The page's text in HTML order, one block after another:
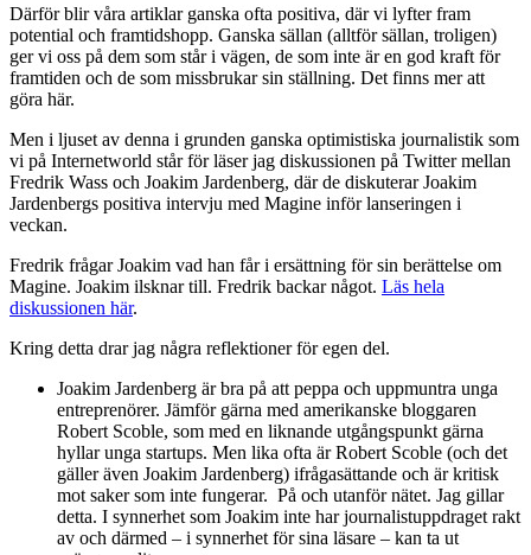
Därför blir våra artiklar ganska ofta positiva, där vi lyfter fram
potential och framtidshopp. Ganska sällan (alltför sällan, troligen)
ger vi oss på dem som står i vägen, de som inte är en god kraft för
framtiden och de som missbrukar sin ställning. Det finns mer att
göra här.
Men i ljuset av denna i grunden ganska optimistiska journalistik som
vi på Internetworld står för läser jag diskussionen på Twitter mellan
Fredrik Wass och Joakim Jardenberg, där de diskuterar Joakim
Jardenbergs positiva intervju med Magine inför lanseringen i
veckan.
Fredrik frågar Joakim vad han får i ersättning för sin berättelse om
Magine. Joakim ilsknar till. Fredrik backar något. Läs hela
diskussionen här.
Kring detta drar jag några reflektioner för egen del.
Joakim Jardenberg är bra på att peppa och uppmuntra unga
entreprenörer. Jämför gärna med amerikanske bloggaren
Robert Scoble, som med en liknande utgångspunkt gärna
hyllar unga startups. Men lika ofta är Robert Scoble (och det
gäller även Joakim Jardenberg) ifrågasättande och är kritisk
mot saker som inte fungerar. På och utanför nätet. Jag gillar
detta. I synnerhet som Joakim inte har journalistuppdraget rakt
av och därmed – i synnerhet för sina läsare – kan ta ut